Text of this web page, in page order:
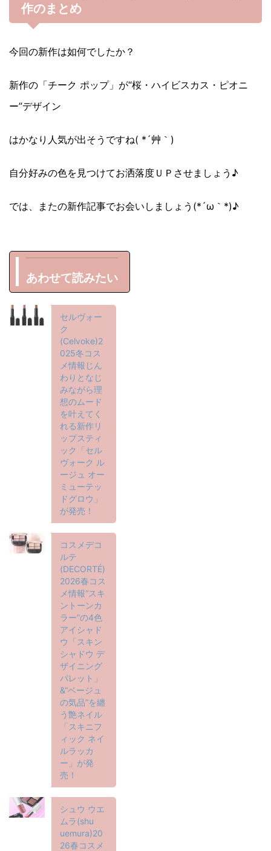
作のまとめ
今回の新作は如何でしたか？
新作の「チーク ポップ」が“桜・ハイビスカス・ピオニ
ー”デザイン
はかなり人気が出そうですね( *´艸｀)
自分好みの色を見つけてお洒落度ＵＰさせましょう♪
では、またの新作記事でお会いしましょう(*´ω｀*)♪
あわせて読みたい
セルヴォー
ク
(Celvoke)2
025冬コス
メ情報じん
わりとなじ
みながら理
想のムード
を叶えてく
れる新作リ
ップスティ
ック「セル
ヴォーク ル
ージュ オー
ミューテッ
ドグロウ」
が発売！
コスメデコ
ルテ
(DECORTÉ)
2026春コス
メ情報“スキ
ントーンカ
ラー”の4色
アイシャド
ウ「スキン
シャドウ デ
ザイニング
パレット」
&“ベージュ
の気品”を纏
う艶ネイル
「スキニフ
ィック ネイ
ルラッカ
ー」が発
売！
シュウ ウエ
ムラ(shu
uemura)20
26春コスメ